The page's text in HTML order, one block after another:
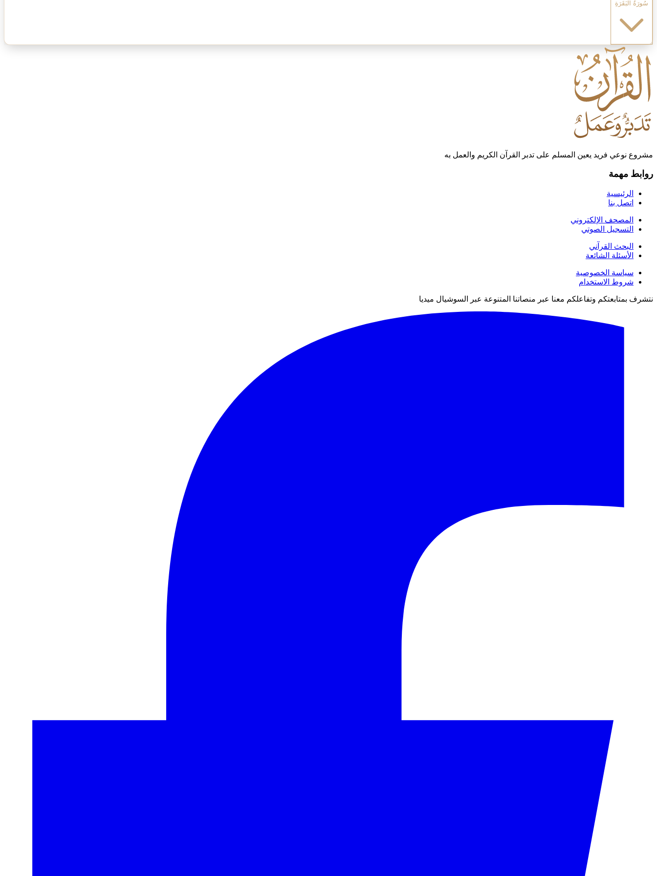
سُورَةُ البَقَرَةِ
مشروع نوعي فريد يعين المسلم على تدبر القرآن الكريم والعمل به
روابط مهمة
الرئيسية
اتصل بنا
المصحف الإلكتروني
التسجيل الصوتي
البحث القرآني
الأسئلة الشائعة
سياسة الخصوصية
شروط الاستخدام
نتشرف بمتابعتكم وتفاعلكم معنا عبر منصاتنا المتنوعة عبر السوشيال ميديا